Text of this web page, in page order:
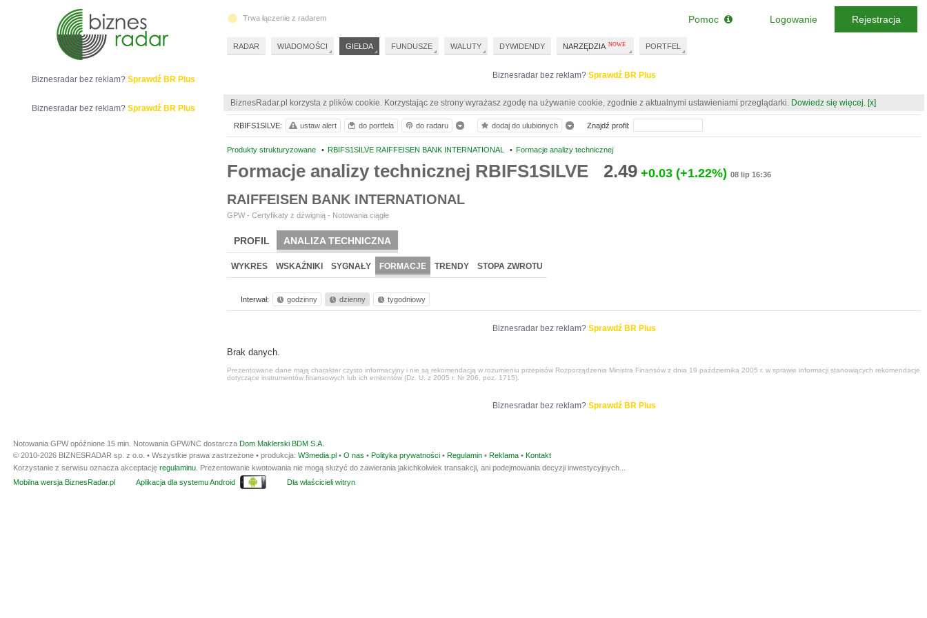
Biznesradar bez reklam? Sprawdź BR Plus
BiznesRadar.pl korzysta z plików cookie. Korzystając ze strony wyrażasz zgodę na używanie cookie, zgodnie z aktualnymi ustawieniami przeglądarki. Dowiedz się więcej. [x]
Produkty strukturyzowane • RBIFS1SILVE RAIFFEISEN BANK INTERNATIONAL • Formacje analizy technicznej
Formacje analizy technicznej RBIFS1SILVE 2.49 +0.03 (+1.22%) 08 lip 16:36
RAIFFEISEN BANK INTERNATIONAL
GPW - Certyfikaty z dźwignią - Notowania ciągłe
PROFIL ANALIZA TECHNICZNA
WYKRES WSKAŹNIKI SYGNAŁY FORMACJE TRENDY STOPA ZWROTU
Interwał: godzinny dzienny tygodniowy
Biznesradar bez reklam? Sprawdź BR Plus
Brak danych.
Prezentowane dane mają charakter czysto informacyjny i nie są rekomendacją w rozumieniu przepisów Rozporządzenia Ministra Finansów z dnia 19 października 2005 r. w sprawie informacji stanowiących rekomendacje
dotyczące instrumentów finansowych lub ich emitentów (Dz. U. z 2005 r. Nr 206, poz. 1715).
Biznesradar bez reklam? Sprawdź BR Plus
RBIFS1SILVE: ustaw alert do portfela do radaru dodaj do ulubionych Znajdź profil:
Biznesradar bez reklam? Sprawdź BR Plus
Biznesradar bez reklam? Sprawdź BR Plus
Trwa łączenie z radarem
RADAR WIADOMOŚCI GIEŁDA FUNDUSZE WALUTY DYWIDENDY NARZĘDZIA PORTFEL
Pomoc Logowanie Rejestracja
Notowania GPW opóźnione 15 min. Notowania GPW/NC dostarcza Dom Maklerski BDM S.A.
© 2010-2026 BIZNESRADAR sp. z o.o. • Wszystkie prawa zastrzeżone • produkcja: W3media.pl • O nas • Polityka prywatności • Regulamin • Reklama • Kontakt
Korzystanie z serwisu oznacza akceptację regulaminu . Prezentowanie kwotowania nie mogą służyć do zawierania jakichkolwiek transakcji, ani podejmowania decyzji inwestycyjnych...
Mobilna wersja BiznesRadar.pl
Aplikacja dla systemu Android Dla właścicieli witryn